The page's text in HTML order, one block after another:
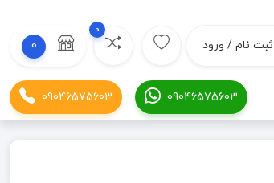
ثبت نام / ورود
0
0
09046575603
09046575603